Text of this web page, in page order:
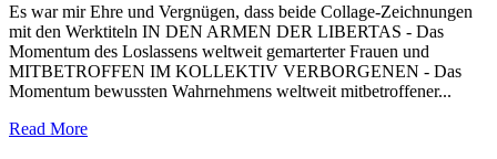
Es war mir Ehre und Vergnügen, dass beide Collage-Zeichnungen
mit den Werktiteln IN DEN ARMEN DER LIBERTAS - Das
Momentum des Loslassens weltweit gemarterter Frauen und
MITBETROFFEN IM KOLLEKTIV VERBORGENEN - Das
Momentum bewussten Wahrnehmens weltweit mitbetroffener...
Read More